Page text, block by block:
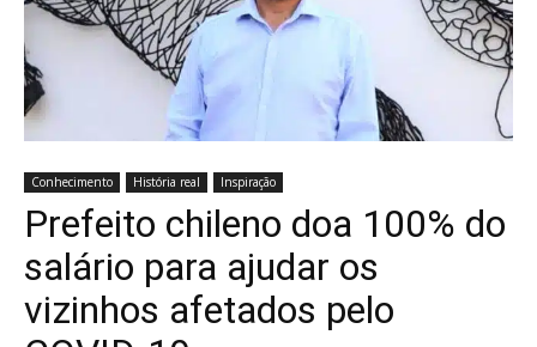
Conhecimento História real Inspiração
Prefeito chileno doa 100% do
salário para ajudar os
vizinhos afetados pelo